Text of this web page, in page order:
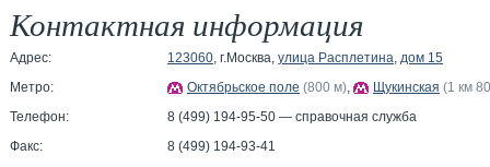
Контактная информация
Адрес: 123060, г.Москва, улица Расплетина, дом 15
Метро:
Октябрьское поле (800 м), Щукинская (1 км
Телефон:
8 (499) 194-95-50 — справочная служба
Факс:
8 (499) 194-93-41